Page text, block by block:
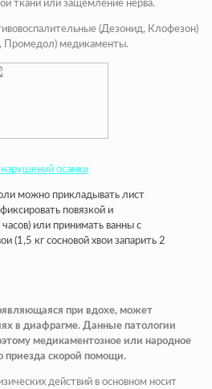
ткани или защемление нерва.
(Дезонид, Клофезон)
Промедол) медикаменты.
осанки
можно прикладывать лист
повязкой и
или принимать ванны с
(1,5 кг сосновой хвои запарить 2
при вдохе, может
в диафрагме. Данные патологии
медикаментозное или народное
приезда скорой помощи.
действий в основном носит